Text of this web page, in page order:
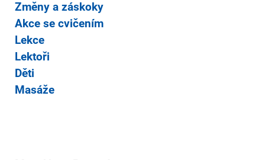
Změny a záskoky
Akce se cvičením
Lekce
Lektoři
Děti
Masáže